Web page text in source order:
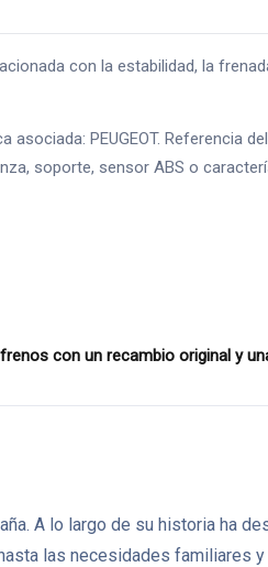
con la estabilidad, la
PEUGEOT. Referencia
soporte, sensor ABS o
con un recambio original y
A lo largo de su historia ha
las necesidades familiares